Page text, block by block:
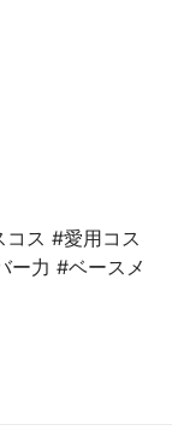
ス #愛用コス
ー力 #ベースメ